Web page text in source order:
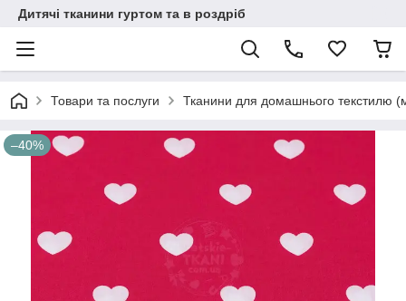
Дитячі тканини гуртом та в роздріб
Товари та послуги Тканини для домашнього текстилю
–40%